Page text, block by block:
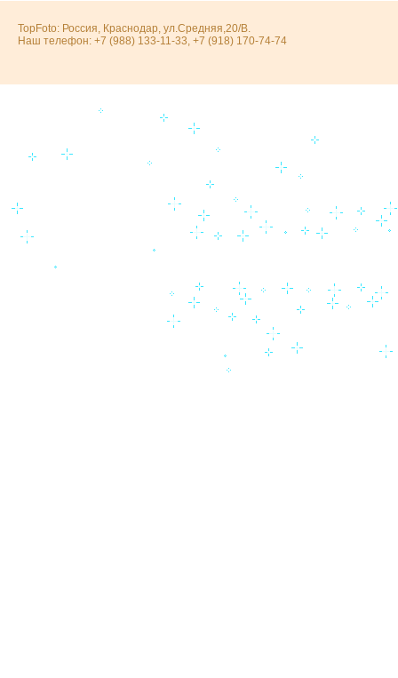
TopFoto: Россия, Краснодар, ул.Средняя,20/В.
Наш телефон: +7 (988) 133-11-33, +7 (918) 170-74-74